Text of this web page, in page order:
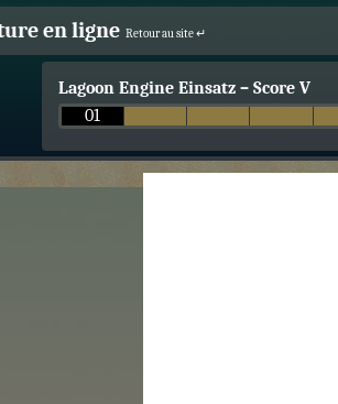
en ligne Retour au site ↵
Lagoon Engine Einsatz – Score V
01